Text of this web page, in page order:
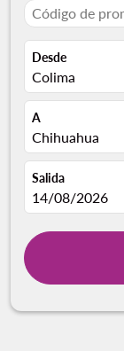
Código de
Desde
Colima
A
Chihuahua
Salida
fc-booking-
14/08/2026